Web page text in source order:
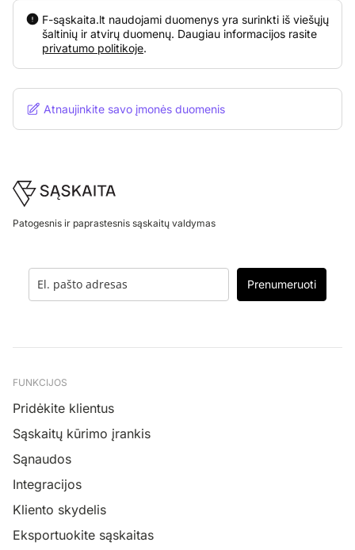
F-sąskaita.lt naudojami duomenys yra surinkti iš viešųjų
šaltinių ir atvirų duomenų. Daugiau informacijos rasite
privatumo politikoje.
Atnaujinkite savo įmonės duomenis
Footer
Patogesnis ir paprastesnis sąskaitų valdymas
Prenumeruoti
FUNKCIJOS
Pridėkite klientus
Sąskaitų kūrimo įrankis
Sąnaudos
Integracijos
Kliento skydelis
Eksportuokite sąskaitas